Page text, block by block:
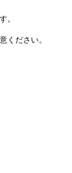
。
ください。